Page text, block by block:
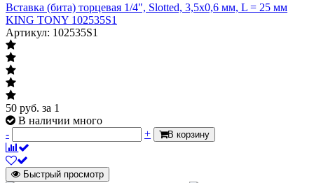
Вставка (бита) торцевая 1/4", Slotted, 3,5х0,6 мм, L = 25 мм
KING TONY 102535S1
Артикул: 102535S1
50 руб. за 1
В наличии много
-
+ В корзину
Быстрый просмотр